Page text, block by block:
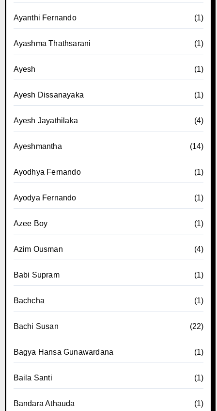
Ayanthi Fernando (1)
Ayashma Thathsarani (1)
Ayesh (1)
Ayesh Dissanayaka (1)
Ayesh Jayathilaka (4)
Ayeshmantha (14)
Ayodhya Fernando (1)
Ayodya Fernando (1)
Azee Boy (1)
Azim Ousman (4)
Babi Supram (1)
Bachcha (1)
Bachi Susan (22)
Bagya Hansa Gunawardana (1)
Baila Santi (1)
Bandara Athauda (1)